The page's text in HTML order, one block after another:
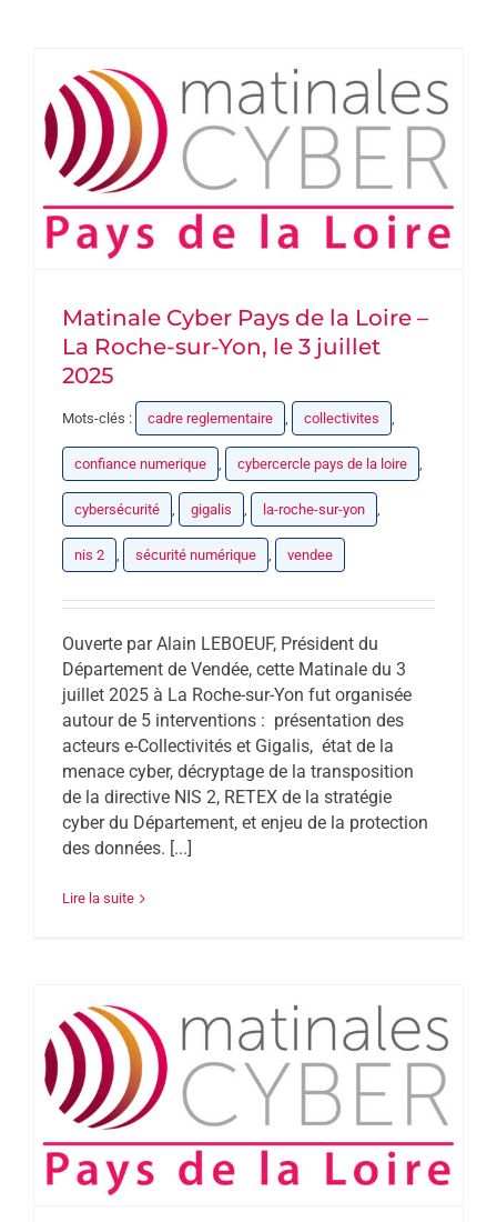
CONTACT
Matinale Cyber Pays de la Loire –
La Roche-sur-Yon, le 3 juillet
2025
Mots-clés : cadre reglementaire , collectivites ,
confiance numerique , cybercercle pays de la loire ,
cybersécurité , gigalis , la-roche-sur-yon ,
nis 2 , sécurité numérique , vendee
Ouverte par Alain LEBOEUF, Président du
Département de Vendée, cette Matinale du 3
juillet 2025 à La Roche-sur-Yon fut organisée
autour de 5 interventions : présentation des
acteurs e-Collectivités et Gigalis, état de la
menace cyber, décryptage de la transposition
de la directive NIS 2, RETEX de la stratégie
cyber du Département, et enjeu de la protection
des données. [...]
Lire la suite